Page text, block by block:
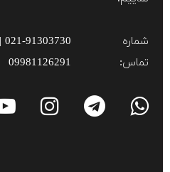
شماره
تماس:
09981126291